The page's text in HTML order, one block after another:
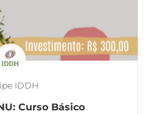
IDDH
Curso Básico